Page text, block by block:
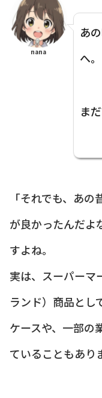
nana
あ
へ。
ま
「それでも、あ
が良かったんだ
すよね。
実は、スーパーマ
ランド）商品とし
ケースや、一部の
ていることもあり